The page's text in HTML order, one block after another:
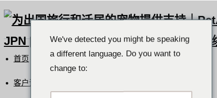
首页
客户评价列表
We've detected you might be speaking
a different language. Do you want to
change to: